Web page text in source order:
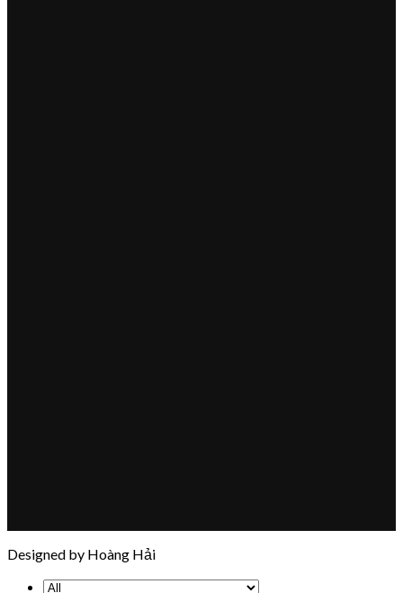
Designed by Hoàng Hải